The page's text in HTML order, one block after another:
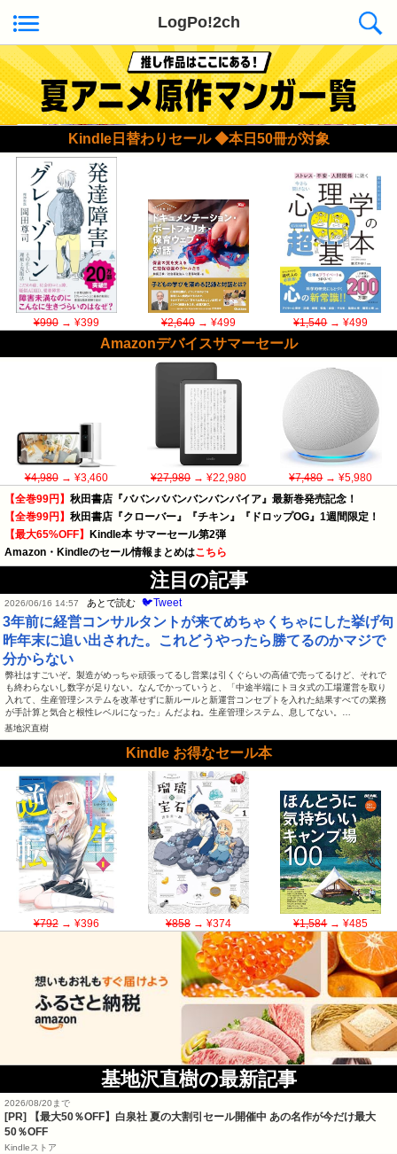
LogPo!2ch
Kindle日替わりセール ◆本日50冊が対象
¥990→ ¥399 ¥2,640→ ¥499 ¥1,540→ ¥499
Amazonデバイスサマーセール
¥4,980→ ¥3,460 ¥27,980→ ¥22,980 ¥7,480→ ¥5,980
【全巻99円】 秋田書店『ババンババンバンバンパイア』最新巻発売記念！
【全巻99円】 秋田書店『クローバー』『チキン』『ドロップOG』1週間限定！
【最大65%OFF】 Kindle本 サマーセール第2弾
Amazon・Kindleのセール情報まとめはこちら
注目の記事
2026/06/16 14:57 あとで読む 🐦Tweet
3年前に経営コンサルタントが来てめちゃくちゃにした挙げ句
昨年末に追い出された。これどうやったら勝てるのかマジで
分からない
弊社はすごいぞ。製造がめっちゃ頑張ってるし営業は引くぐらいの高値で売ってるけど、それで
も終わらないし数字が足りない。なんでかっていうと、「中途半端にトヨタ式の工場運営を取り
入れて、生産管理システムを改革せずに新ルールと新運営コンセプトを入れた結果すべての業務
が手計算と気合と根性レベルになった」んだよね。生産管理システム、息してない。…
基地沢直樹
Kindle お得なセール本
¥792→ ¥396 ¥858→ ¥374 ¥1,584→ ¥485
基地沢直樹の最新記事
2026/08/20まで
[PR]
【最大50％OFF】白泉社 夏の大割引セール開催中 あの名作が今だけ最大
50％OFF
Kindleストア